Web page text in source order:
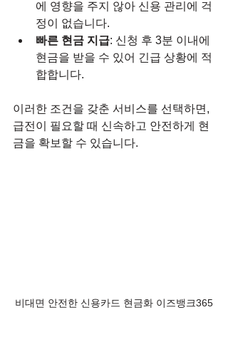
에 영향을 주지 않아 신용 관리에 걱
정이 없습니다.
빠른 현금 지급: 신청 후 3분 이내에
현금을 받을 수 있어 긴급 상황에 적
합합니다.
이러한 조건을 갖춘 서비스를 선택하면,
급전이 필요할 때 신속하고 안전하게 현
금을 확보할 수 있습니다.
비대면 안전한 신용카드 현금화 이즈뱅크365